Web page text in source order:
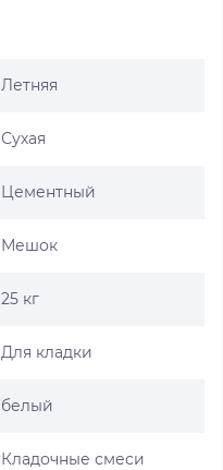
Летняя
Сухая
Цементный
Мешок
25 кг
Для кладки
белый
Кладочные смеси